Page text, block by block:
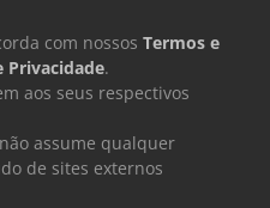
com nossos Termos e
Privacidade.
aos seus respectivos
assume qualquer
de sites externos